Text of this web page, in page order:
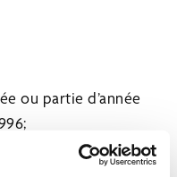
ou partie d’année
ou partie d’année